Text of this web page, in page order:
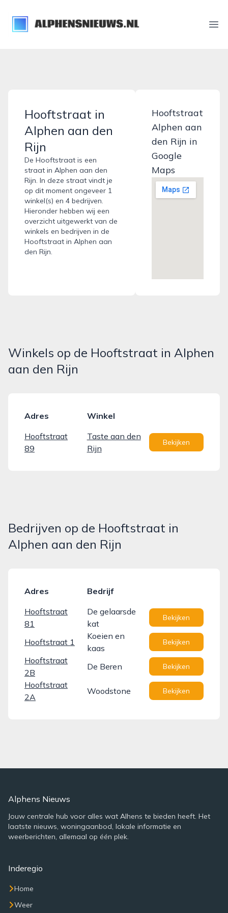
alphensnieuws.nl
Hooftstraat in
Alphen aan den
Rijn
De Hooftstraat is een
straat in Alphen aan den
Rijn. In deze straat vindt je
op dit moment ongeveer 1
winkel(s) en 4 bedrijven.
Hieronder hebben wij een
overzicht uitgewerkt van de
winkels en bedrijven in de
Hooftstraat in Alphen aan
den Rijn.
Hooftstraat
Alphen aan
den Rijn in
Google
Maps
Winkels op de Hooftstraat in Alphen
aan den Rijn
Adres
Winkel
Hooftstraat
89
Taste aan den
Rijn
Bekijken
Bedrijven op de Hooftstraat in
Alphen aan den Rijn
Adres
Bedrijf
Hooftstraat
81
De gelaarsde
kat
Bekijken
Hooftstraat 1
Koeien en
kaas
Bekijken
Hooftstraat
2B
De Beren Bekijken
Hooftstraat
2A
Woodstone Bekijken
Alphens Nieuws
Jouw centrale hub voor alles wat Alhens te bieden heeft. Het
laatste nieuws, woningaanbod, lokale informatie en
weerberichten, allemaal op één plek.
Inderegio
Home
Weer